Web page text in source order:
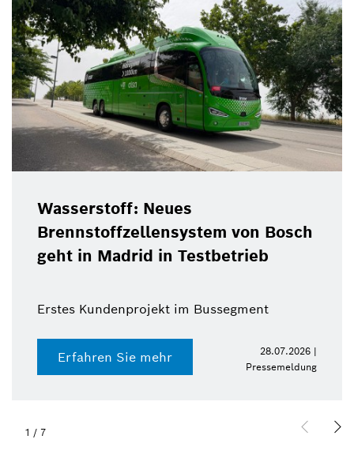
Wasserstoff: Neues
Brennstoffzellensystem von Bosch
geht in Madrid in Testbetrieb
Erstes Kundenprojekt im Bussegment
Erfahren Sie mehr
28.07.2026 |
Pressemeldung
1 / 7